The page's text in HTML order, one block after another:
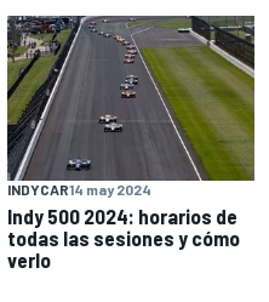
INDYCAR14 may 2024
Indy 500 2024: horarios de
todas las sesiones y cómo
verlo